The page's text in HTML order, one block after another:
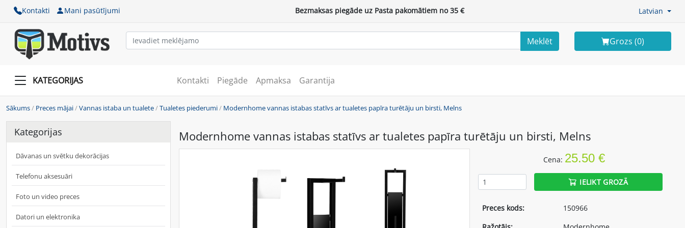
Kontakti Mani pasūtījumi Bezmaksas piegāde uz Pasta pakomātiem no 35 € Latvian
Meklēt Grozs (0)
KATEGORIJAS Kontakti Piegāde Apmaksa Garantija
Sākums/ Preces mājai/Vannas istaba un tualete/Tualetes piederumi/ Modernhome vannas istabas statīvs ar tualetes papīra turētāju un birsti, Melns
Kategorijas
Dāvanas un svētku dekorācijas
Telefonu aksesuāri
Foto un video preces
Datori un elektronika
Modernhome vannas istabas statīvs ar tualetes papīra turētāju un birsti, Melns
Cena: 25.50 €
IELIKT GROZĀ
Preces kods:
150966